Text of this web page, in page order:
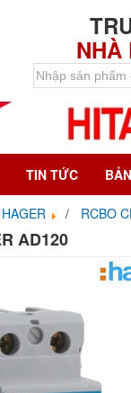
NHÀ
TIN TỨC
RCBO
AD120